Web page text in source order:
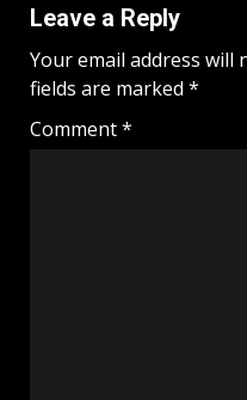
Leave a Reply
Your email address will
fields are marked *
Comment*